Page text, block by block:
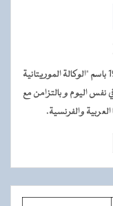
أنشئت الوكالة الموريتانية للأنباء في فاتح يوليو 1975 باسم "الوكالة الموريتانية
اليوم و بالتزامن مع
والفرنسية.